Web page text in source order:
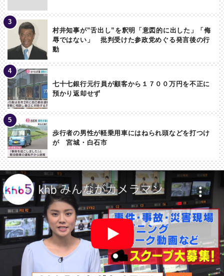
村井知事が”舌出し”を釈明「意図的に出した」「侮
辱ではない」 批判受けた参政党めぐる発言後の行
動
七十七銀行元行員が顧客から１７００万円を不正に
預かり返却せず
歩行者の男性が軽乗用車にはねられ頭などを打つけ
が 宮城・白石市